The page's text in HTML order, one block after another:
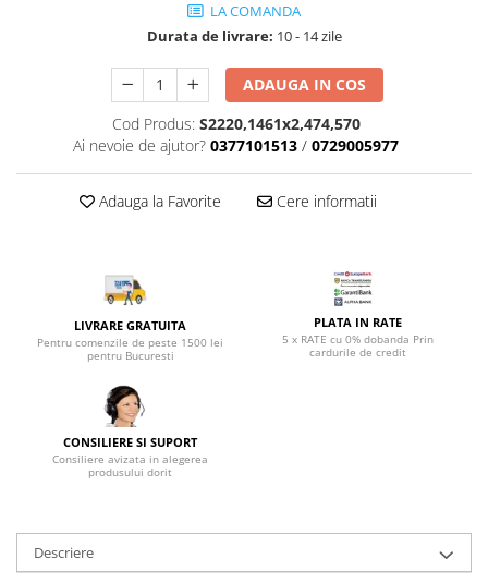
Top saltele memory 5 cm
Top saltele MemoHR 6.5 cm
Saltele ieftine
Saltele cu plasa de arcuri
Saltele cu spuma
Scaune pentru bucatarie
Mobila bucatarie
Seturi mese si scaune bucatarie
Mobilier hol
Suporturi si rafturi pantofi
Seturi mobilier hol
Stender haine
Suport pentru umerase
Mobilier gradinita
Mese gradinita
Set mese si scaune gradinita
Mobilier copii
LA COMANDA
Durata de livrare: 10 - 14 zile
ADAUGA IN COS
Cod Produs: S2220,1461x2,474,570
Ai nevoie de ajutor? 0377101513 / 0729005977
Adauga la Favorite Cere informatii
LIVRARE GRATUITA
Pentru comenzile de peste 1500 lei
pentru Bucuresti
PLATA IN RATE
5 x RATE cu 0% dobanda Prin
cardurile de credit
CONSILIERE SI SUPORT
Consiliere avizata in alegerea
produsului dorit
Descriere